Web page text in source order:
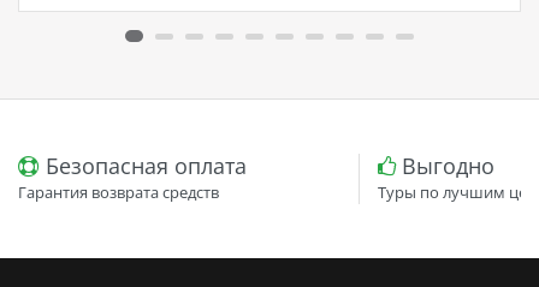
максимальным комфортом. Почему стоит выбрать
Kirman Hotels? ✨ Kirman Hotels стали премиальной…
Безопасная оплата
Гарантия возврата средств
Выгодно
Туры по лучшим